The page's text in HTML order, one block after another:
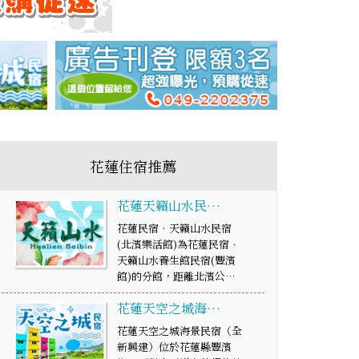
花蓮住宿推薦
花蓮天籟山水民…
花蓮民宿‧天籟山水民宿
(北濱樂活館)為花蓮民宿‧
天籟山水養生館民宿(豐濱
館)的分館，距離北濱公…
花蓮天空之城海…
花蓮天空之城海景民宿（全
新興建）位於花蓮縣豐濱